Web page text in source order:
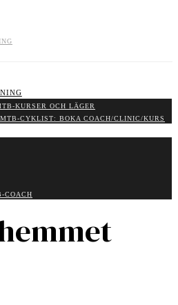
KURSER OCH LÄGER
CYKLIST: BOKA COACH/CLINIC/KURS
COACH